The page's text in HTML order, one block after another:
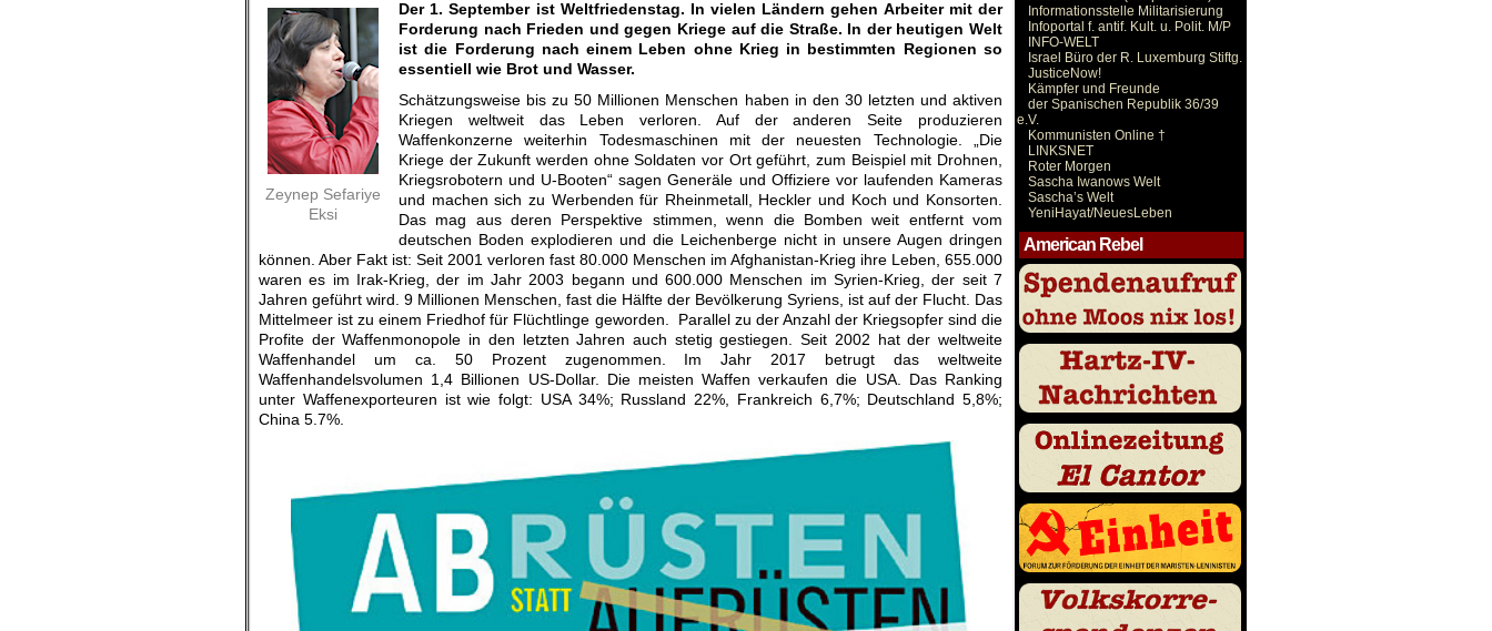
Zeynep Sefariye
Eksi
Der 1. September ist Weltfriedenstag. In vielen Ländern gehen Arbeiter mit der
Forderung nach Frieden und gegen Kriege auf die Straße. In der heutigen Welt
ist die Forderung nach einem Leben ohne Krieg in bestimmten Regionen so
essentiell wie Brot und Wasser.
Schätzungsweise bis zu 50 Millionen Menschen haben in den 30 letzten und aktiven
Kriegen weltweit das Leben verloren. Auf der anderen Seite produzieren
Waffenkonzerne weiterhin Todesmaschinen mit der neuesten Technologie. „Die
Kriege der Zukunft werden ohne Soldaten vor Ort geführt, zum Beispiel mit Drohnen,
Kriegsrobotern und U-Booten“ sagen Generäle und Offiziere vor laufenden Kameras
und machen sich zu Werbenden für Rheinmetall, Heckler und Koch und Konsorten.
Das mag aus deren Perspektive stimmen, wenn die Bomben weit entfernt vom
deutschen Boden explodieren und die Leichenberge nicht in unsere Augen dringen
können. Aber Fakt ist: Seit 2001 verloren fast 80.000 Menschen im Afghanistan-Krieg ihre Leben, 655.000
waren es im Irak-Krieg, der im Jahr 2003 begann und 600.000 Menschen im Syrien-Krieg, der seit 7
Jahren geführt wird. 9 Millionen Menschen, fast die Hälfte der Bevölkerung Syriens, ist auf der Flucht. Das
Mittelmeer ist zu einem Friedhof für Flüchtlinge geworden. Parallel zu der Anzahl der Kriegsopfer sind die
Profite der Waffenmonopole in den letzten Jahren auch stetig gestiegen. Seit 2002 hat der weltweite
Waffenhandel um ca. 50 Prozent zugenommen. Im Jahr 2017 betrugt das weltweite
Waffenhandelsvolumen 1,4 Billionen US-Dollar. Die meisten Waffen verkaufen die USA. Das Ranking
unter Waffenexporteuren ist wie folgt: USA 34%; Russland 22%, Frankreich 6,7%; Deutschland 5,8%;
China 5.7%.
Informationsstelle Militarisierung
Infoportal f. antif. Kult. u. Polit. M/P
INFO-WELT
Israel Büro der R. Luxemburg Stiftg.
JusticeNow!
Kämpfer und Freunde
der Spanischen Republik 36/39
e.V.
Kommunisten Online †
LINKSNET
Roter Morgen
Sascha Iwanows Welt
Sascha’s Welt
YeniHayat/NeuesLeben
American Rebel